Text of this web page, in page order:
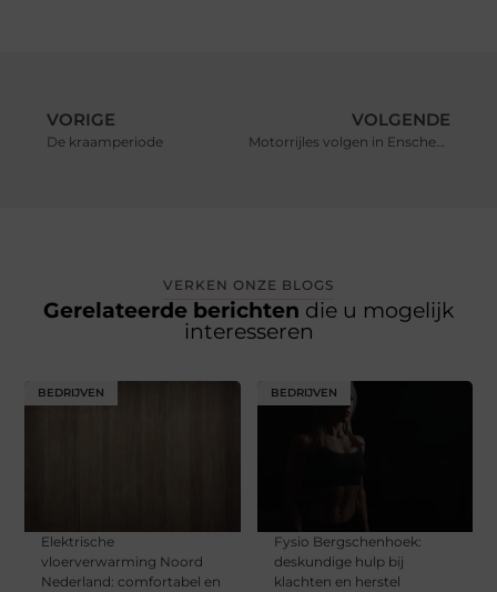
VORIGE
De kraamperiode
VOLGENDE
Motorrijles volgen in Enschede
VERKEN ONZE BLOGS
Gerelateerde berichten die u mogelijk
interesseren
BEDRIJVEN
Elektrische
vloerverwarming Noord
Nederland: comfortabel en
BEDRIJVEN
Fysio Bergschenhoek:
deskundige hulp bij
klachten en herstel